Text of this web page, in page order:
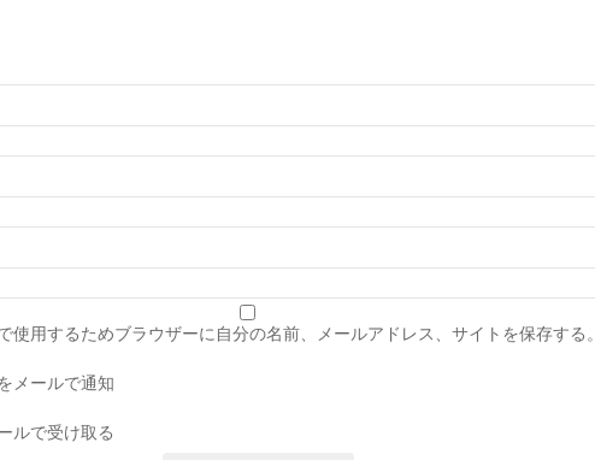
使用するためブラウザーに自分の名前、メールアドレス、サイトを保存する。
メールで通知
ルで受け取る